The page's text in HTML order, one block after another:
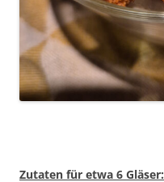
Zutaten für etwa 6 Gläser: